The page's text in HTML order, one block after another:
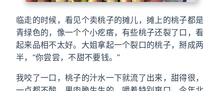
临走的时候，看见个卖桃子的摊儿，摊上的桃子都是
青绿色的，像一个个小疙瘩，有些桃子还裂了口，看
起来品相不太好。大姐拿起一个裂口的桃子，掰成两
半，“你尝尝，不甜不要钱。”
我咬了一口，桃子的汁水一下就流了出来，甜得很，